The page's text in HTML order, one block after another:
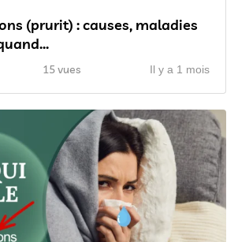
(prurit) : causes, maladies
15 vues Il y a 1 mois